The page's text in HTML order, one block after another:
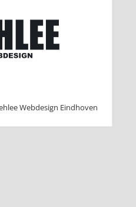
Webdesign Eindhoven